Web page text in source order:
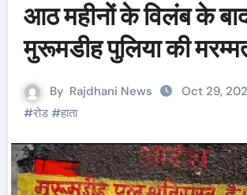
आठ महीनों के विलंब के
मुरूमडीह पुलिया की
By Rajdhani News Oct 29,
#रोड#हाता